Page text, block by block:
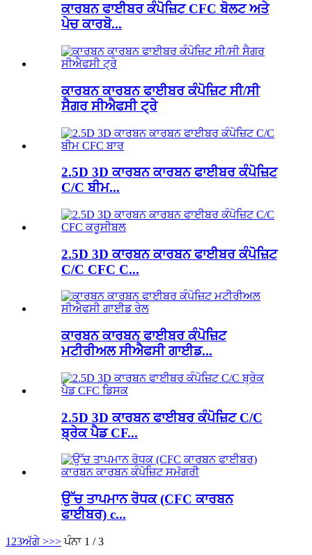
ਕਾਰਬਨ ਫਾਈਬਰ ਕੰਪੋਜ਼ਿਟ CFC ਬੋਲਟ ਅਤੇ
ਪੇਚ ਕਾਰਬੋ...
ਕਾਰਬਨ ਕਾਰਬਨ ਫਾਈਬਰ ਕੰਪੋਜ਼ਿਟ ਸੀ/ਸੀ
ਸੈਗਰ ਸੀਐਫਸੀ ਟ੍ਰੇ
2.5D 3D ਕਾਰਬਨ ਕਾਰਬਨ ਫਾਈਬਰ ਕੰਪੋਜ਼ਿਟ
C/C ਬੀਮ...
2.5D 3D ਕਾਰਬਨ ਕਾਰਬਨ ਫਾਈਬਰ ਕੰਪੋਜ਼ਿਟ
C/C CFC C...
ਕਾਰਬਨ ਕਾਰਬਨ ਫਾਈਬਰ ਕੰਪੋਜ਼ਿਟ
ਮਟੀਰੀਅਲ ਸੀਐਫਸੀ ਗਾਈਡ...
2.5D 3D ਕਾਰਬਨ ਫਾਈਬਰ ਕੰਪੋਜ਼ਿਟ C/C
ਬ੍ਰੇਕ ਪੈਡ CF...
ਉੱਚ ਤਾਪਮਾਨ ਰੋਧਕ (CFC ਕਾਰਬਨ
ਫਾਈਬਰ) c...
1 23ਅੱਗੇ >>> ਪੰਨਾ 1 / 3